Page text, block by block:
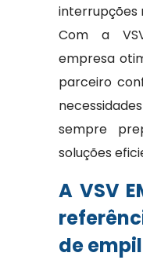
interrupções
Com a VSV
empresa
parceiro
sempre
soluções
A VSV
de